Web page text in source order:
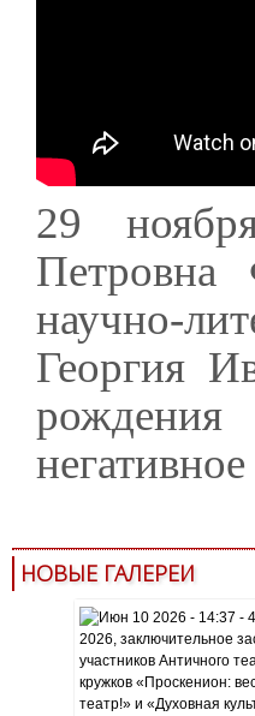
29
научно-
Георгия
НОВЫЕ ГАЛЕРЕИ